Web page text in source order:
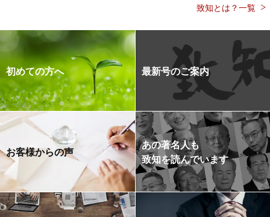
致知とは？一覧
初めての方へ 最新号のご案内
お客様からの声
あの著名人も
致知を読んでいます